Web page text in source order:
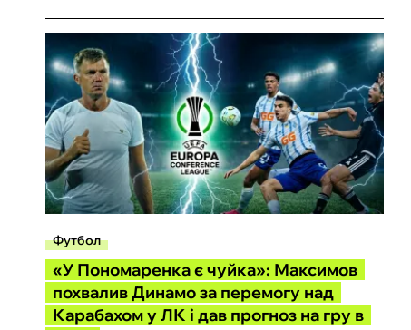
Футбол
«У Пономаренка є чуйка»: Максимов
похвалив Динамо за перемогу над
Карабахом у ЛК і дав прогноз на гру в